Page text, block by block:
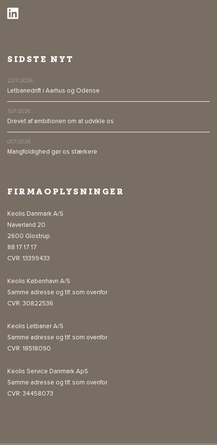
SIDSTE NYT
22/7/2026
Letbanedrift i Aarhus og Odense
15/7/2026
Drevet af ambitionen om at udvikle os
01/7/2026
Mangfoldighed gør os stærkere
FIRMAOPLYSNINGER
Keolis Danmark A/S
Naverland 20
2600 Glostrup
88 17 17 17
CVR: 13399433
Keolis København A/S
Samme adresse og tlf. som ovenfor
CVR: 30822536
Keolis Letbaner A/S
Samme adresse og tlf. som ovenfor
CVR: 18518090
Keolis Service Danmark ApS
Samme adresse og tlf. som ovenfor
CVR: 34458073